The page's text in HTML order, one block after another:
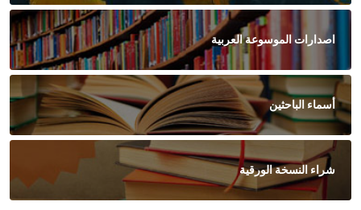
اصدارات الموسوعة العربية
أسماء الباحثين
شراء النسخة الورقية